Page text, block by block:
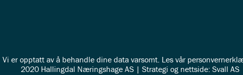
Vi er opptatt av å behandle dine data varsomt. Les vår
2020 Hallingdal Næringshage AS | Strategi og nettside: Svall AS